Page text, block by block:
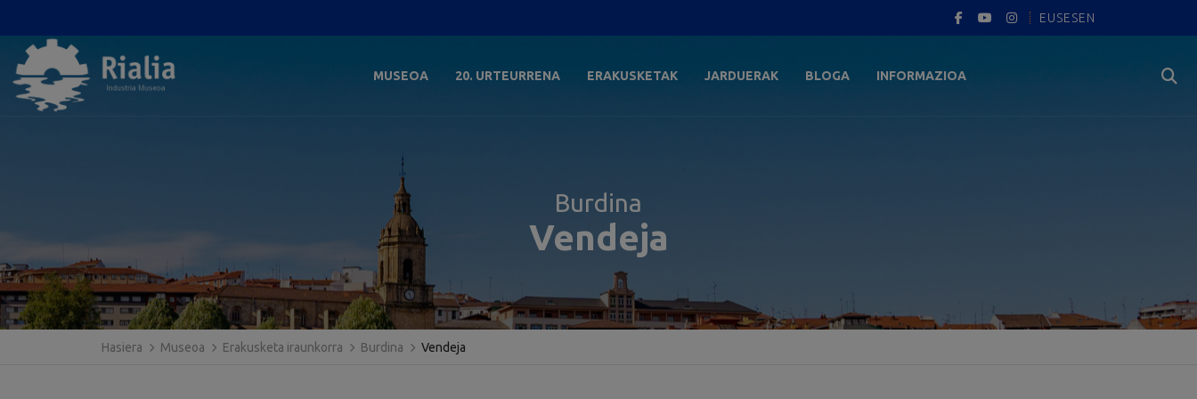
EUSESEN
MUSEOA 20. URTEURRENA ERAKUSKETAK JARDUERAK BLOGA INFORMAZIOA
Burdina
Vendeja
Hasiera Museoa Erakusketa iraunkorra Burdina Vendeja